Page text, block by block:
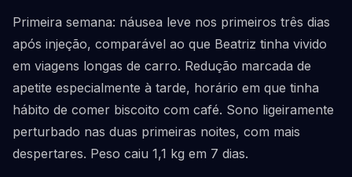
Primeira semana: náusea leve nos primeiros três dias
após injeção, comparável ao que Beatriz tinha vivido
em viagens longas de carro. Redução marcada de
apetite especialmente à tarde, horário em que tinha
hábito de comer biscoito com café. Sono ligeiramente
perturbado nas duas primeiras noites, com mais
despertares. Peso caiu 1,1 kg em 7 dias.